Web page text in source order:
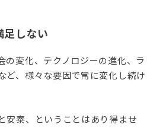
足しない
の変化、テクノロジーの進化、ラ
ど、様々な要因で常に変化し続け
安泰、ということはあり得ませ